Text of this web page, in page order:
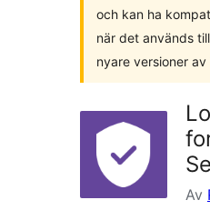
och kan ha
när det används
nyare versioner av
Av